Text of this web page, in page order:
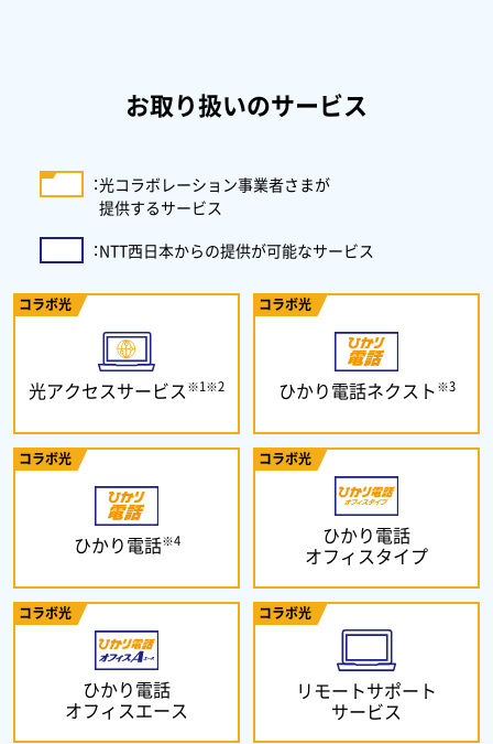
お取り扱いのサービス
：光コラボレーション事業者さまが
提供するサービス
：NTT西日本からの提供が可能なサービス
コラボ光
光アクセスサービス※1※2
コラボ光
ひかり電話ネクスト※3
コラボ光
ひかり電話※4
コラボ光
ひかり電話
オフィスタイプ
コラボ光
ひかり電話
オフィスエース
コラボ光
リモートサポート
サービス